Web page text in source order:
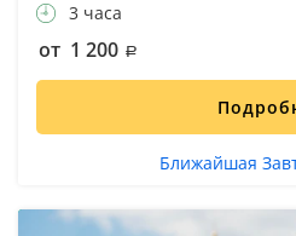
3 часа
от 1 200
Ближайшая